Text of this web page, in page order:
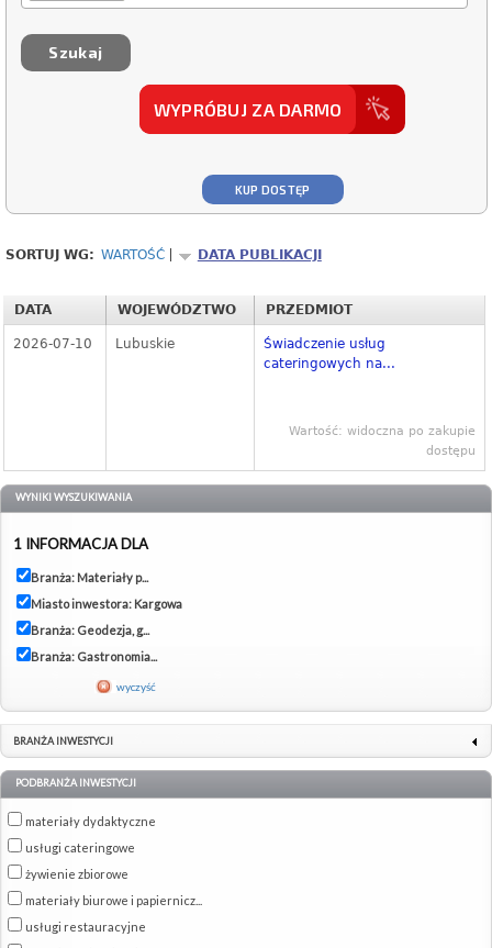
WYPRÓBUJ ZA DARMO
KUP DOSTĘP
SORTUJ WG: WARTOŚĆ DATA PUBLIKACJI
DATA WOJEWÓDZTWO PRZEDMIOT
2026-07-10 Lubuskie
Świadczenie usług
cateringowych na...
Wartość: widoczna po zakupie
dostępu
WYNIKI WYSZUKIWANIA
1 INFORMACJA DLA
Branża: Materiały p...
Miasto inwestora: Kargowa
Branża: Geodezja, g...
Branża: Gastronomia...
wyczyść
BRANŻA INWESTYCJI
PODBRANŻA INWESTYCJI
materiały dydaktyczne
usługi cateringowe
żywienie zbiorowe
materiały biurowe i papiernicz...
usługi restauracyjne